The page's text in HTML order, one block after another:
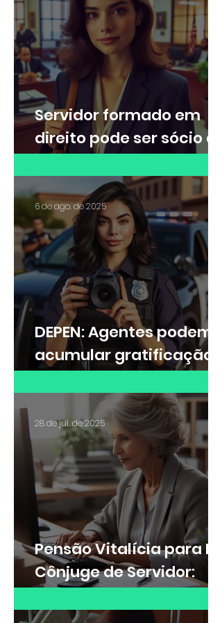
Servidor formado em
direito pode ser sócio de
escritório de advocacia?
DEPEN: Agentes podem
acumular gratificação
de Raio-X e adicional de
insalubridade?
6 de ago. de 2025
Pensão Vitalícia para Ex-
Cônjuge de Servidor:
Saiba quando é possível
receber
28 de jul. de 2025